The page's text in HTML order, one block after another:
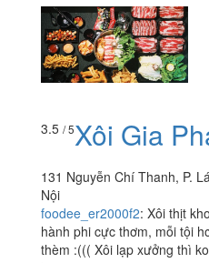
3.5 / 5Xôi Gia
131 Nguyễn Chí Thanh, P.
Nội
foodee_er2000f2: Xôi thịt
hành phi cực thơm, mỗi tội
thèm :((( Xôi lạp xưởng thì